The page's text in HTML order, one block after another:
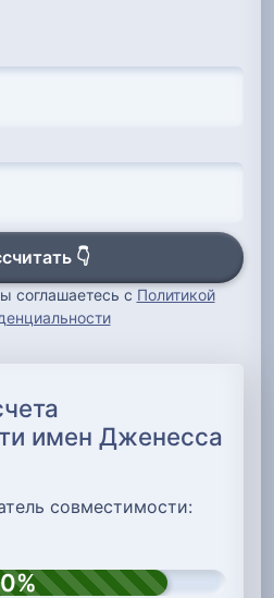
👇
соглашаетесь с Политикой
имен Дженесса
совместимости: